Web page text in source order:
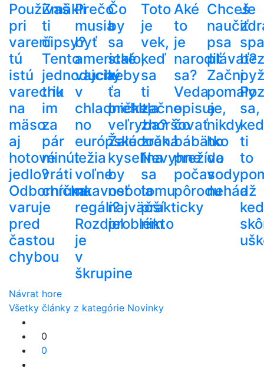
Používaš
pri
varení
tú
istú
varechu
na
mäso
aj
hotové
jedlo?
Odborníčka
varuje
pred
častou
chybou
Zmäkli
ti
čipsy?
Tento
jednoduchý
trik
im
za
pár
minút
vráti
chrumkavosť
Prečo
musia
byť
americké
vajcia
v
chladničke,
no
európske
ležia
voľne
na
regáli?
Rozdiel
je
v
škrupine
Čo
by
sa
stalo,
keby
ťa
prehltla
veľryba?
Žalúdočná
kyselina
by
nebola
najväčší
problém
Toto
je
vek,
keď
sa
ti
začne
zhoršovať
zrak.
Nevyhne
sa
tomu
prakticky
nikto
Aké
to
je
narodiť
sa?
Veda
opisuje,
čo
bábätko
prežíva
počas
pôrodu
Chceš
naučiť
psa
plávať?
Začni
pomaly
a
nikdy
ho
do
vody
nehádž
Je
bez
sa,
ti
to
a
Návrat hore
Všetky články z kategórie Novinky
0
0